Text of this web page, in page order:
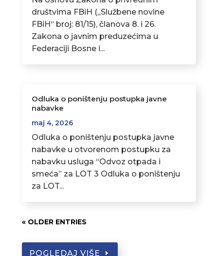
društvima FBiH („Službene novine
FBiH“ broj: 81/15), članova 8. i 26.
Zakona o javnim preduzećima u
Federaciji Bosne i...
Odluka o poništenju postupka javne
nabavke
maj 4, 2026
Odluka o poništenju postupka javne
nabavke u otvorenom postupku za
nabavku usluga “Odvoz otpada i
smeća” za LOT 3 Odluka o poništenju
za LOT...
« OLDER ENTRIES
POGLEDAJ VIŠE